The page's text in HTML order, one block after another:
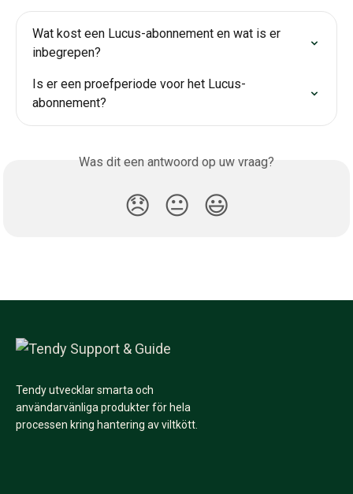
Wat kost een Lucus-abonnement en wat is er
inbegrepen?
Is er een proefperiode voor het Lucus-
abonnement?
Was dit een antwoord op uw vraag?
😞 😐 😃
Tendy utvecklar smarta och
användarvänliga produkter för hela
processen kring hantering av viltkött.